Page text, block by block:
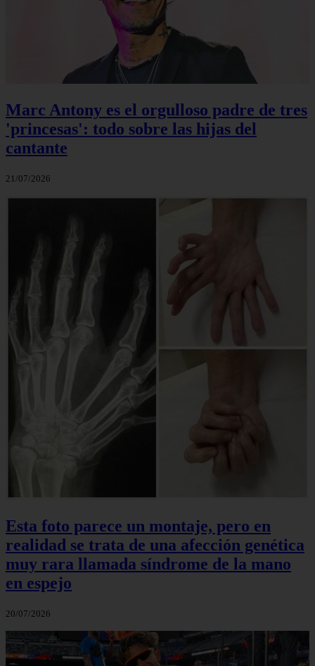
Marc Antony es el orgulloso padre de tres
'princesas': todo sobre las hijas del
cantante
21/07/2026
Esta foto parece un montaje, pero en
realidad se trata de una afección genética
muy rara llamada síndrome de la mano
en espejo
20/07/2026